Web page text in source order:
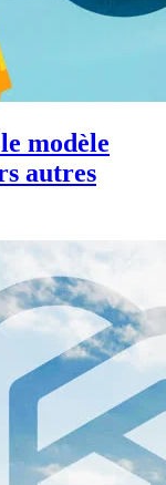
modèle
autres